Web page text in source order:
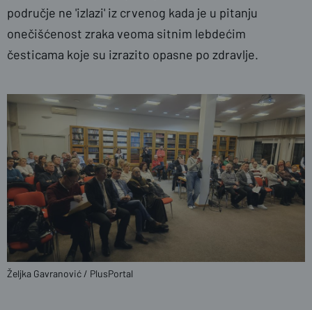
područje ne 'izlazi' iz crvenog kada je u pitanju
onečišćenost zraka veoma sitnim lebdećim
česticama koje su izrazito opasne po zdravlje.
Željka Gavranović / PlusPortal